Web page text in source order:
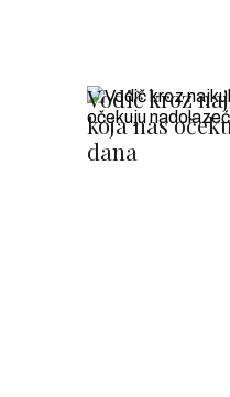
Vodič kroz
koja nas
dana